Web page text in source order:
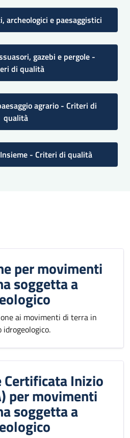
archeologici e paesaggistici
gazebi e pergole -
di qualità
agrario - Criteri di
qualità
- Criteri di qualità
per movimenti
soggetta a
ai movimenti di terra in
Certificata Inizio
per movimenti
soggetta a